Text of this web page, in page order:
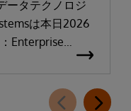
ータテクノロジ
は本日2026
Enterprise
療機関向け電子カ